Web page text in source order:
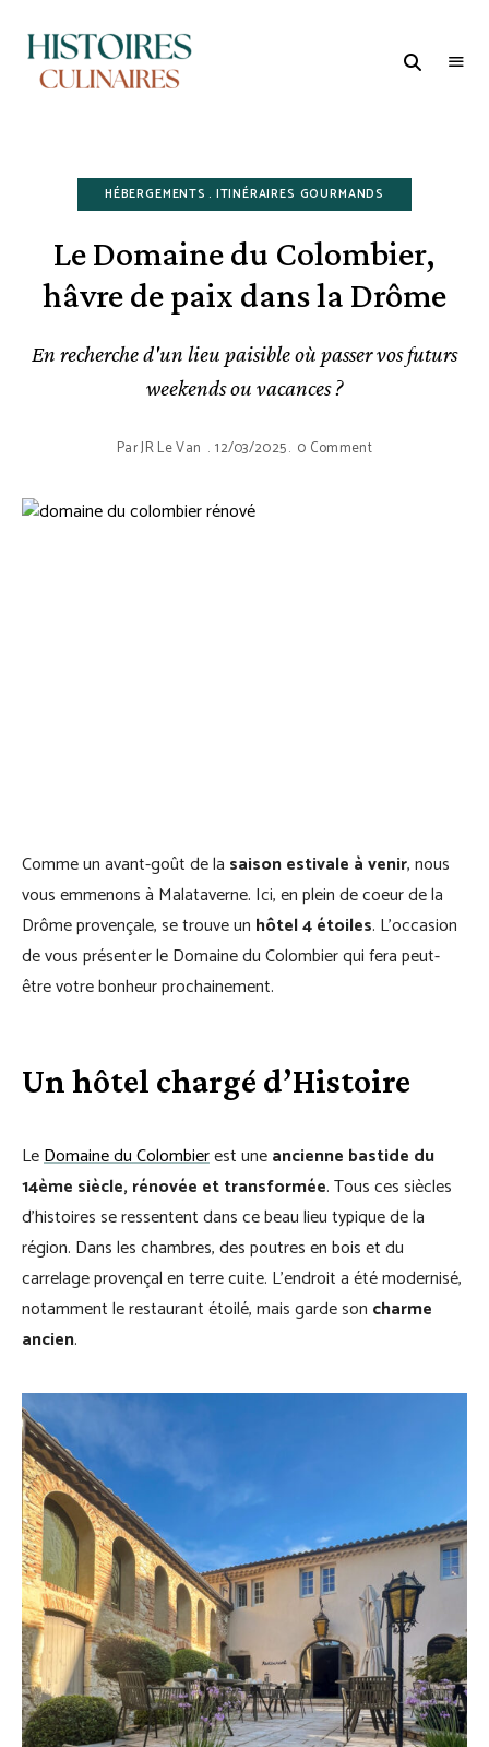
l'Oenogastronomie
HÉBERGEMENTS ITINÉRAIRES GOURMANDS
Le Domaine du Colombier,
hâvre de paix dans la Drôme
En recherche d'un lieu paisible où passer vos futurs
weekends ou vacances ?
ParJR Le Van 12/03/2025 0 Comment
Comme un avant-goût de la saison estivale à venir, nous
vous emmenons à Malataverne. Ici, en plein de coeur de la
Drôme provençale, se trouve un hôtel 4 étoiles. L’occasion
de vous présenter le Domaine du Colombier qui fera peut-
être votre bonheur prochainement.
Un hôtel chargé d’Histoire
LeDomaine du Colombierest uneancienne bastide du
14ème siècle, rénovée et transformée. Tous ces siècles
d’histoires se ressentent dans ce beau lieu typique de la
région. Dans les chambres, des poutres en bois et du
carrelage provençal en terre cuite. L’endroit a été modernisé,
notamment le restaurant étoilé, mais garde son charme
ancien.